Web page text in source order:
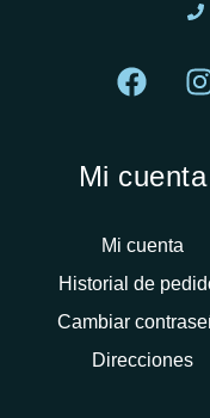
Mi cuenta
Mi cuenta
Historial de
Cambiar
Direcciones